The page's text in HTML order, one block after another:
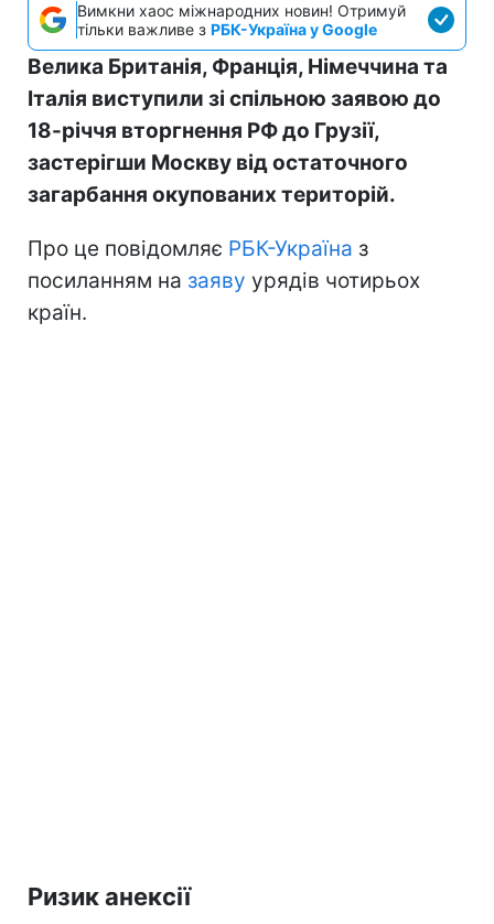
Вимкни хаос міжнародних новин! Отримуй
тільки важливе з РБК-Україна у Google
Велика Британія, Франція, Німеччина та
Італія виступили зі спільною заявою до
18-річчя вторгнення РФ до Грузії,
застерігши Москву від остаточного
загарбання окупованих територій.
Про це повідомляє РБК-Україна з
посиланням на заяву урядів чотирьох
країн.
Ризик анексії